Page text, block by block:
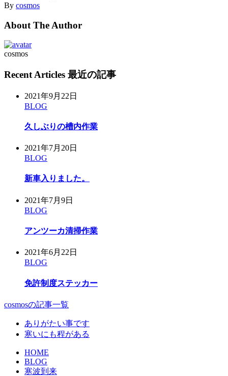
By cosmos
About The Author
cosmos
Recent Articles 最近の記事
2021年9月22日
BLOG
久しぶりの槽内作業
2021年7月20日
BLOG
新車入りました。
2021年7月9日
BLOG
アンツーカ清掃作業
2021年6月22日
BLOG
免許制度ステッカー
cosmosの記事一覧
ありがたい事です
寒いにも程がある
HOME
BLOG
寒波到来